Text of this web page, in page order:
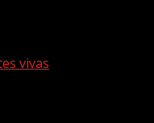
vivas